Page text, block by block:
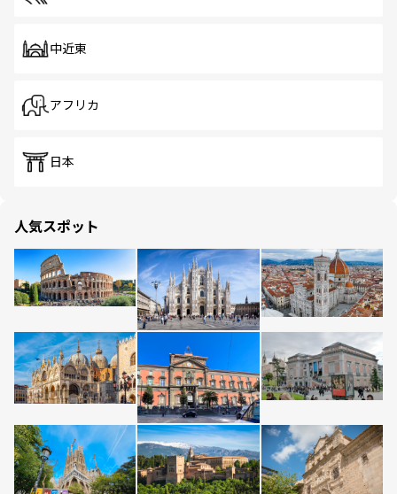
中近東
アフリカ
日本
人気スポット